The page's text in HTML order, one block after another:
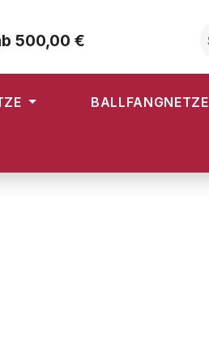
500,00 €
BALLFANGNETZE